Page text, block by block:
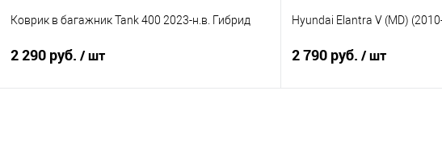
Коврик в багажник Tank 400 2023-н.в. Гибрид
2 290 руб. / шт
Hyundai Elantra V (MD)
2 790 руб. / шт